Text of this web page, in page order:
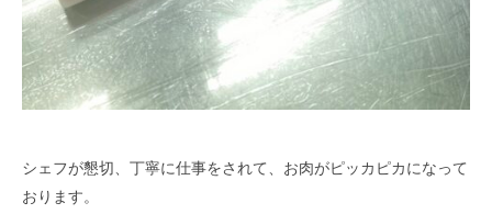
シェフが懇切、丁寧に仕事をされて、お肉がピッカピカになって
おります。